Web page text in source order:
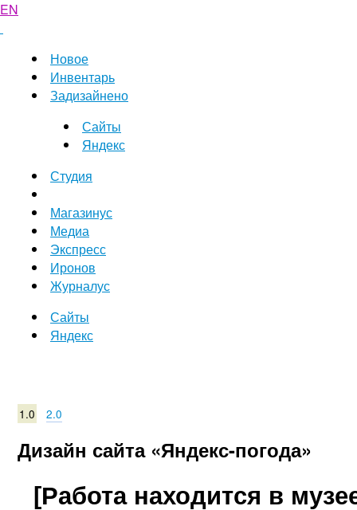
EN
Новое
Инвентарь
Задизайнено
Сайты
Яндекс
Студия
Магазинус
Медиа
Экспресс
Иронов
Журналус
Сайты
Яндекс
1.0 2.0
Дизайн сайта «Яндекс-погода»
[Работа находится в